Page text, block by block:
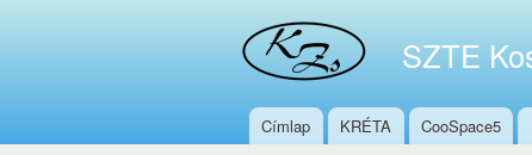
SZTE
Főmenü
Címlap KRÉTA CooSpace5